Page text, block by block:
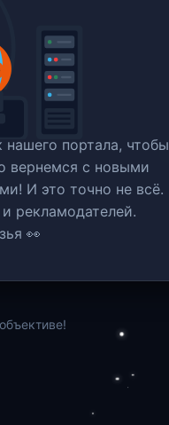
портала, чтобы
вернемся c новыми
И это точно не всё.
рекламодателей.
👀